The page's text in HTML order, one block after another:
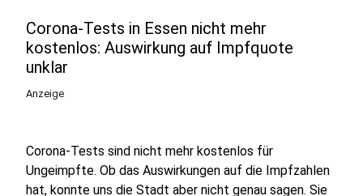
Corona-Tests in Essen nicht mehr
kostenlos: Auswirkung auf Impfquote
unklar
Anzeige
Corona-Tests sind nicht mehr kostenlos für
Ungeimpfte. Ob das Auswirkungen auf die Impfzahlen
hat, konnte uns die Stadt aber nicht genau sagen. Sie